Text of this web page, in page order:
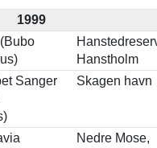
1999
Hanstholm
Sanger
Skagen havn
Nedre Mose,